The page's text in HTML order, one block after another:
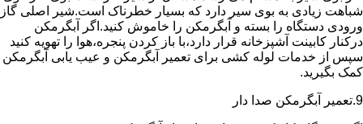
شباهت زیادی به بوی سیر دارد که بسیار خطرناک است.شیر اصلی گاز
ورودی دستگاه را بسته و آبگرمکن را خاموش کنید.اگر آبگرمکن
درکنار کابینت آشپزخانه قرار دارد،با باز کردن پنجره،هوا را تهویه کنید
سپس از خدمات لوله کشی برای تعمیر آبگرمکن و عیب یابی آبگرمکن
کمک بگیرید.
9.تعمیر آبگرمکن صدا دار